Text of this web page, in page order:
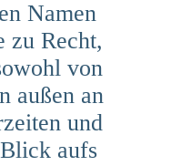
Namen
zu Recht,
von
außen an
und
aufs